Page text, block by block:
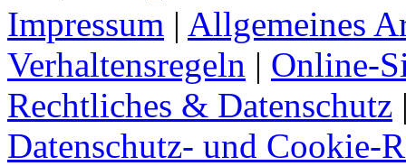
Impressum | Allgemeines
Verhaltensregeln | Online-
Rechtliches & Datenschutz
Datenschutz- und Cookie-